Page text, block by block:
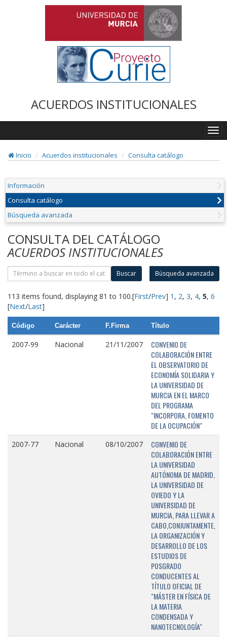
ACUERDOS INSTITUCIONALES
Inicio
Acuerdos institucionales Consulta catálogo
Información
Consulta catálogo
Búsqueda avanzada
CONSULTA DEL CATÁLOGO
ACUERDOS INSTITUCIONALES
Buscar Búsqueda avanzada
113 items found, displaying 81 to 100.[First/Prev] 1 , 2, 3, 4, 5, 6
[Next/Last]
Código Carácter F.Firma Título
2007-99 Nacional 21/11/2007
CONVENIO DE
COLABORACIÓN ENTRE
EL OBSERVATORIO DE
ECONOMÍA SOLIDARIA Y
LA UNIVERSIDAD DE
MURCIA EN EL MARCO
DEL PROGRAMA
"INCORPORA, FOMENTO
DE LA OCUPACIÓN"
2007-77 Nacional 08/10/2007
CONVENIO DE
COLABORACIÓN ENTRE
LA UNIVERSIDAD
AUTÓNOMA DE MADRID,
LA UNIVERSIDAD DE
OVIEDO Y LA
UNIVERSIDAD DE
MURCIA, PARA LLEVAR A
CABO,CONJUNTAMENTE,
LA ORGANIZACIÓN Y
DESARROLLO DE LOS
ESTUDIOS DE
POSGRADO
CONDUCENTES AL
TÍTULO OFICIAL DE
"MÁSTER EN FÍSICA DE
LA MATERIA
CONDENSADA Y
NANOTECNOLOGÍA"